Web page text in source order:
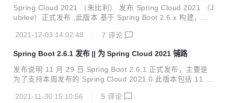
ac...
Spring Cloud 2021 （朱比利） 发布 Spring Cloud 2021 （J
ubilee）正式发布 ,此版本 基于 Spring Boot 2.6.x 构建，不
库下载 <dependency> <groupId>org.springframewor
es</artifactId> <version>2021.0.0</version> <type>p
om</typ...
2021-12-03 14:02:48 7 评论
Spring Boot 2.6.1 发布 || 为 Spring Cloud 2021 铺路
发布说明 11 月 29 日 Spring Boot 2.6.1 正式发布，主要是
为了支持本周发布的 Spring Cloud 2021.0 此版本包括 11 个
Exception 的操作消息中的 matching-strategy 属性的名称不
2021-11-30 15:10:56 5 评论